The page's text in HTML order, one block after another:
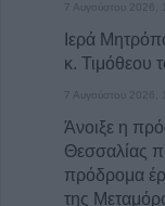
7 Αυγούστου 2026,
Ιερά
κ. Τιμόθεου
7 Αυγούστου 2026,
Άνοιξε η
Θεσσαλίας
πρόδρομα
της